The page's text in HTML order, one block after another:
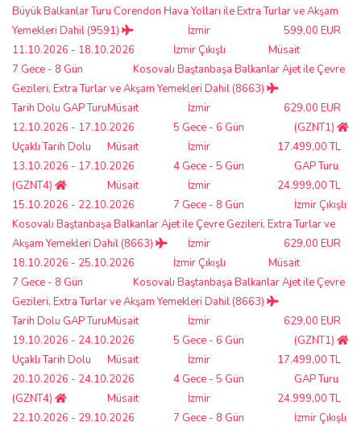
Büyük Balkanlar Turu Corendon Hava Yolları ile Extra Turlar ve Akşam
Yemekleri Dahil (9591)
599,00 EUR
İzmir
Müsait
11.10.2026 - 18.10.2026
7 Gece - 8 Gün
İzmir Çıkışlı
Kosovalı Baştanbaşa Balkanlar Ajet ile Çevre
Gezileri, Extra Turlar ve Akşam Yemekleri Dahil (8663)
629,00 EUR
İzmir
Müsait
12.10.2026 - 17.10.2026
5 Gece - 6 Gün
Tarih Dolu GAP Turu
(GZNT1)
17.499,00 TL
İzmir
Müsait
13.10.2026 - 17.10.2026
4 Gece - 5 Gün
Uçaklı Tarih Dolu
GAP Turu
(GZNT4)
24.999,00 TL
İzmir
Müsait
15.10.2026 - 22.10.2026
7 Gece - 8 Gün
İzmir Çıkışlı
Kosovalı Baştanbaşa Balkanlar Ajet ile Çevre Gezileri, Extra Turlar ve
Akşam Yemekleri Dahil (8663)
629,00 EUR
İzmir
Müsait
18.10.2026 - 25.10.2026
7 Gece - 8 Gün
İzmir Çıkışlı
Kosovalı Baştanbaşa Balkanlar Ajet ile Çevre
Gezileri, Extra Turlar ve Akşam Yemekleri Dahil (8663)
629,00 EUR
İzmir
Müsait
19.10.2026 - 24.10.2026
5 Gece - 6 Gün
Tarih Dolu GAP Turu
(GZNT1)
17.499,00 TL
İzmir
Müsait
20.10.2026 - 24.10.2026
4 Gece - 5 Gün
Uçaklı Tarih Dolu
GAP Turu
(GZNT4)
24.999,00 TL
İzmir
Müsait
22.10.2026 - 29.10.2026
7 Gece - 8 Gün
İzmir Çıkışlı